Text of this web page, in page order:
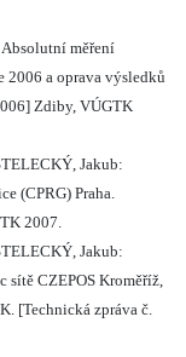
měření
2006 a oprava výsledků
Zdiby, VÚGTK
Jakub:
(CPRG) Praha.
2007.
Jakub:
sítě CZEPOS Kroměříž,
[Technická zpráva č.